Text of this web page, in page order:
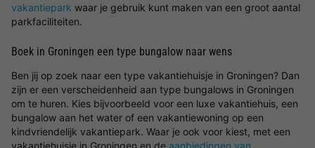
vakantiepark waar je gebruik kunt maken van een groot aantal
parkfaciliteiten.
Boek in Groningen een type bungalow naar wens
Ben jij op zoek naar een type vakantiehuisje in Groningen? Dan
zijn er een verscheidenheid aan type bungalows in Groningen
om te huren. Kies bijvoorbeeld voor een luxe vakantiehuis, een
bungalow aan het water of een vakantiewoning op een
kindvriendelijk vakantiepark. Waar je ook voor kiest, met een
vakantiehuisje in Groningen en de aanbiedingen van